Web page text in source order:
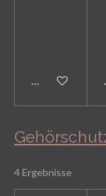
Bei
4 Ergebnisse